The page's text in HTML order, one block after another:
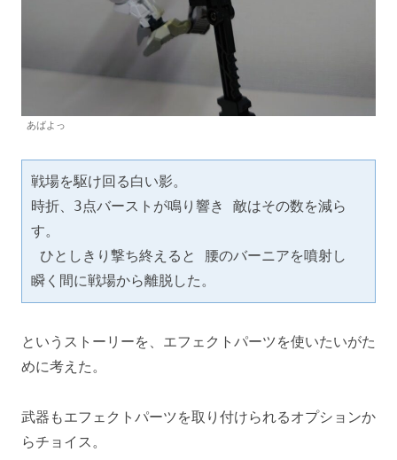
あばよっ
戦場を駆け回る白い影。
時折、3点バーストが鳴り響き 敵はその数を減ら
す。
瞬く間に戦場から離脱した。
というストーリーを、エフェクトパーツを使いたいがた
めに考えた。
武器もエフェクトパーツを取り付けられるオプションか
らチョイス。